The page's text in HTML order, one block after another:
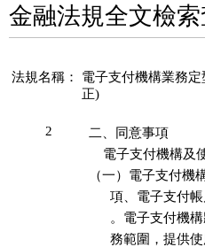
金融法規全文檢
法規名稱：
電子支付機構業務
正)
2
二、同意事項
電子支付機構及
（一）電子支付
項、電子支
。電子支付
務範圍，提